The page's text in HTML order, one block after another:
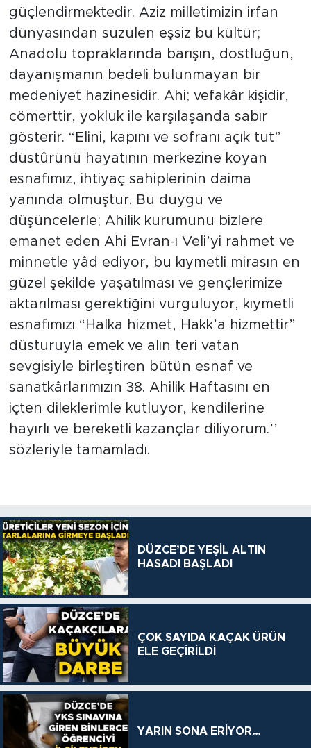
güçlendirmektedir. Aziz milletimizin irfan
dünyasından süzülen eşsiz bu kültür;
Anadolu topraklarında barışın, dostluğun,
dayanışmanın bedeli bulunmayan bir
medeniyet hazinesidir. Ahi; vefakâr kişidir,
cömerttir, yokluk ile karşılaşanda sabır
gösterir. “Elini, kapını ve sofranı açık tut”
düstûrünü hayatının merkezine koyan
esnafımız, ihtiyaç sahiplerinin daima
yanında olmuştur. Bu duygu ve
düşüncelerle; Ahilik kurumunu bizlere
emanet eden Ahi Evran-ı Veli’yi rahmet ve
minnetle yâd ediyor, bu kıymetli mirasın en
güzel şekilde yaşatılması ve gençlerimize
aktarılması gerektiğini vurguluyor, kıymetli
esnafımızı “Halka hizmet, Hakk’a hizmettir”
düsturuyla emek ve alın teri vatan
sevgisiyle birleştiren bütün esnaf ve
sanatkârlarımızın 38. Ahilik Haftasını en
içten dileklerimle kutluyor, kendilerine
hayırlı ve bereketli kazançlar diliyorum.’’
sözleriyle tamamladı.
DÜZCE’DE YEŞİL ALTIN
HASADI BAŞLADI
ÇOK SAYIDA KAÇAK ÜRÜN
ELE GEÇİRİLDİ
YARIN SONA ERİYOR…